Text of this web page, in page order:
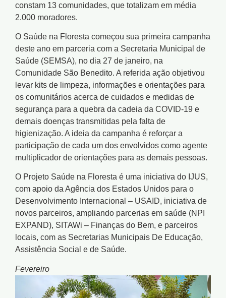
constam 13 comunidades, que totalizam em média
2.000 moradores.
O Saúde na Floresta começou sua primeira campanha
deste ano em parceria com a Secretaria Municipal de
Saúde (SEMSA), no dia 27 de janeiro, na
Comunidade São Benedito. A referida ação objetivou
levar kits de limpeza, informações e orientações para
os comunitários acerca de cuidados e medidas de
segurança para a quebra da cadeia da COVID-19 e
demais doenças transmitidas pela falta de
higienização. A ideia da campanha é reforçar a
participação de cada um dos envolvidos como agente
multiplicador de orientações para as demais pessoas.
O Projeto Saúde na Floresta é uma iniciativa do IJUS,
com apoio da Agência dos Estados Unidos para o
Desenvolvimento Internacional – USAID, iniciativa de
novos parceiros, ampliando parcerias em saúde (NPI
EXPAND), SITAWi – Finanças do Bem, e parceiros
locais, com as Secretarias Municipais De Educação,
Assistência Social e de Saúde.
Fevereiro